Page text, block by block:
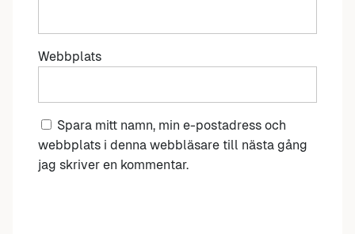
Webbplats
Spara mitt namn, min e-postadress och
webbplats i denna webbläsare till nästa gång
jag skriver en kommentar.